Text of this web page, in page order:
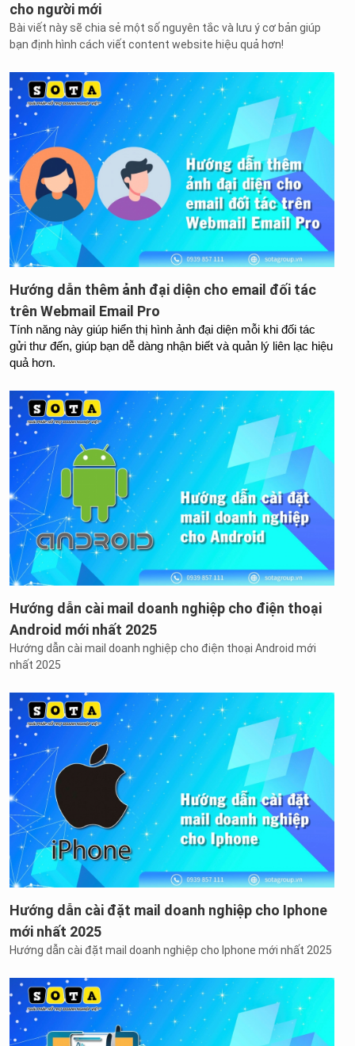
cho người mới
Bài viết này sẽ chia sẻ một số nguyên tắc và lưu ý cơ bản giúp
bạn định hình cách viết content website hiệu quả hơn!
Hướng dẫn thêm ảnh đại diện cho email đối tác
trên Webmail Email Pro
Tính năng này giúp hiển thị hình ảnh đại diện mỗi khi đối tác
gửi thư đến, giúp bạn dễ dàng nhận biết và quản lý liên lạc hiệu
quả hơn.
Hướng dẫn cài mail doanh nghiệp cho điện thoại
Android mới nhất 2025
Hướng dẫn cài mail doanh nghiệp cho điện thoại Android mới
nhất 2025
Hướng dẫn cài đặt mail doanh nghiệp cho Iphone
mới nhất 2025
Hướng dẫn cài đặt mail doanh nghiệp cho Iphone mới nhất 2025